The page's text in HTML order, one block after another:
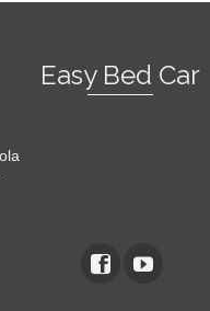
Easy Bed Car